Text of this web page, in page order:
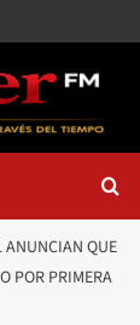
ANUNCIAN QUE
POR PRIMERA